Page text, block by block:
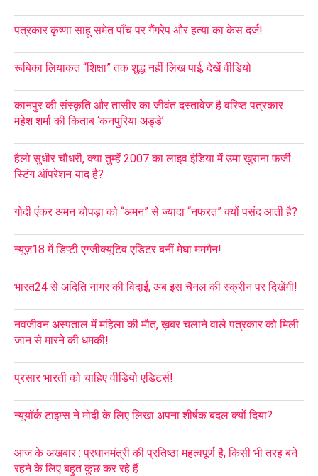
पत्रकार कृष्णा साहू समेत पाँच पर गैंगरेप और हत्या का केस दर्ज!
रूबिका लियाकत “शिक्षा” तक शुद्ध नहीं लिख पाई, देखें वीडियो
कानपुर की संस्कृति और तासीर का जीवंत दस्तावेज है वरिष्ठ पत्रकार
महेश शर्मा की किताब ‘कनपुरिया अड्डे’
हैलो सुधीर चौधरी, क्या तुम्हें 2007 का लाइव इंडिया में उमा खुराना फर्जी
स्टिंग ऑपरेशन याद है?
गोदी एंकर अमन चोपड़ा को “अमन” से ज्यादा “नफरत” क्यों पसंद आती है?
न्यूज़18 में डिप्टी एग्जीक्यूटिव एडिटर बनीं मेघा ममगैन!
भारत24 से अदिति नागर की विदाई, अब इस चैनल की स्क्रीन पर दिखेंगी!
नवजीवन अस्पताल में महिला की मौत, ख़बर चलाने वाले पत्रकार को मिली
जान से मारने की धमकी!
प्रसार भारती को चाहिए वीडियो एडिटर्स!
न्यूयॉर्क टाइम्स ने मोदी के लिए लिखा अपना शीर्षक बदल क्यों दिया?
आज के अखबार : प्रधानमंत्री की प्रतिष्ठा महत्वपूर्ण है, किसी भी तरह बने
रहने के लिए बहुत कुछ कर रहे हैं